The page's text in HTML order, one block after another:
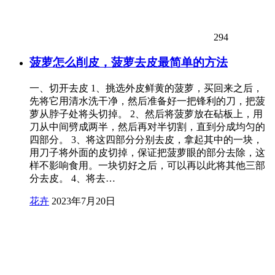
294
菠萝怎么削皮，菠萝去皮最简单的方法
一、切开去皮 1、挑选外皮鲜黄的菠萝，买回来之后，
先将它用清水洗干净，然后准备好一把锋利的刀，把菠
萝从脖子处将头切掉。 2、然后将菠萝放在砧板上，用
刀从中间劈成两半，然后再对半切割，直到分成均匀的
四部分。 3、将这四部分分别去皮，拿起其中的一块，
用刀子将外面的皮切掉，保证把菠萝眼的部分去除，这
样不影响食用。一块切好之后，可以再以此将其他三部
分去皮。 4、将去…
花卉 2023年7月20日